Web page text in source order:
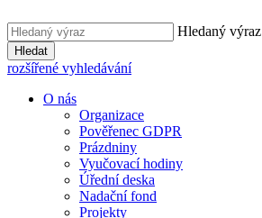
Hledaný výraz
Hledat
rozšířené vyhledávání
O nás
Organizace
Pověřenec GDPR
Prázdniny
Vyučovací hodiny
Úřední deska
Nadační fond
Projekty